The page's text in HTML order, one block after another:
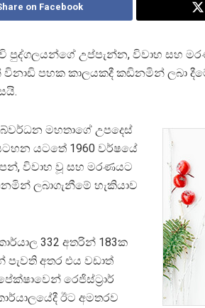
on Facebook
පුද්ගලයන්ගේ උප්පැන්න, විවාහ සහ
විනාඩි පහක කාලයකදී කඩිනමින් ලබා
මහතාගේ උපදෙස්
යටතේ 1960 වර්ෂයේ
විවාහ වූ සහ මරණයට
ලබාගැනීමේ හැකියාව
332 අතරින් 183ක
අතර එය වඩාත්
රෙජිස්ට්‍රාර්
ඊට අමතරව